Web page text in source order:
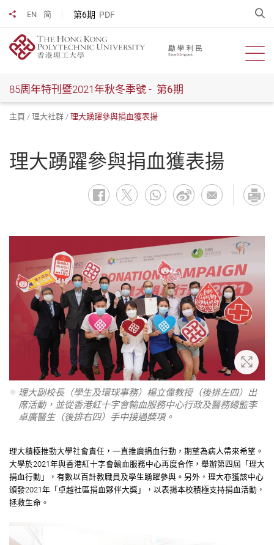
EN 简 第6期 PDF
分享到
開
85周年特刊暨2021年秋冬季號 - 第6期
主頁 理大社群 理大踴躍參與捐血獲表揚
理大踴躍參與捐血獲表揚
放大
理大副校長（學生及環球事務）楊立偉教授（後排左四）出
席活動，並從香港紅十字會輸血服務中心行政及醫務總監李
卓廣醫生（後排右四）手中接過獎項。
理大積極推動大學社會責任，一直推廣捐血行動，期望為病人帶來希望。
大學於2021年與香港紅十字會輸血服務中心再度合作，舉辦第四屆「理大
捐血行動」，有數以百計教職員及學生踴躍參與。另外，理大亦獲該中心
頒發2021年「卓越社區捐血夥伴大獎」，以表揚本校積極支持捐血活動，
拯救生命。